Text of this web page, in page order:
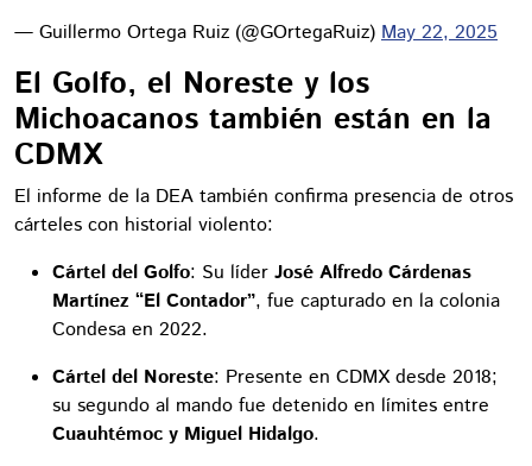
— Guillermo Ortega Ruiz (@GOrtegaRuiz) May 22, 2025
El Golfo, el Noreste y los
Michoacanos también están en la
CDMX
El informe de la DEA también confirma presencia de otros
cárteles con historial violento:
Cártel del Golfo: Su líder José Alfredo Cárdenas
Martínez “El Contador”, fue capturado en la colonia
Condesa en 2022.
Cártel del Noreste: Presente en CDMX desde 2018;
su segundo al mando fue detenido en límites entre
Cuauhtémoc y Miguel Hidalgo.